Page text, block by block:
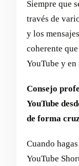
Siempre que
través de
y los
coherente
YouTube y
Consejo
YouTube
de forma
Cuando
YouTube